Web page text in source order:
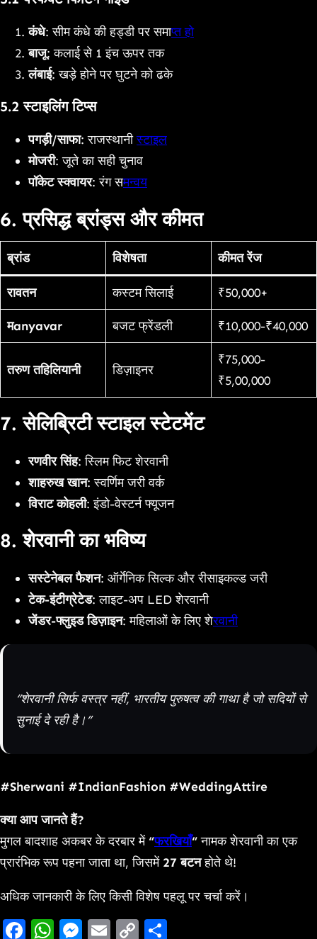
कंधे: सीम कंधे की हड्डी पर समाप्त हो
बाजू: कलाई से 1 इंच ऊपर तक
लंबाई: खड़े होने पर घुटने को ढके
5.2 स्टाइलिंग टिप्स
पगड़ी/साफा: राजस्थानीस्टाइल
मोजरी: जूते का सही चुनाव
पॉकेट स्क्वायर: रंग समन्वय
6. प्रसिद्ध ब्रांड्स और कीमत
ब्रांड विशेषता कीमत रेंज
रावतन कस्टम सिलाई ₹50,000+
मanyavar बजट फ्रेंडली ₹10,000-₹40,000
तरुण तहिलियानी डिज़ाइनर
₹75,000-
₹5,00,000
7. सेलिब्रिटी स्टाइल स्टेटमेंट
रणवीर सिंह: स्लिम फिट शेरवानी
शाहरुख खान: स्वर्णिम जरी वर्क
विराट कोहली: इंडो-वेस्टर्न फ्यूजन
8. शेरवानी का भविष्य
सस्टेनेबल फैशन: ऑर्गेनिक सिल्क और रीसाइकल्ड जरी
टेक-इंटीग्रेटेड: लाइट-अप LED शेरवानी
जेंडर-फ्लुइड डिज़ाइन: महिलाओं के लिए शेरवानी
“शेरवानी सिर्फ वस्त्र नहीं, भारतीय पुरुषत्व की गाथा है जो सदियों से
सुनाई दे रही है।”
#Sherwani #IndianFashion #WeddingAttire
क्या आप जानते हैं?
मुगल बादशाह अकबर के दरबार में“फरखियाँ“नामक शेरवानी का एक
प्रारंभिक रूप पहना जाता था, जिसमें 27 बटनहोते थे!
अधिक जानकारी के लिए किसी विशेष पहलू पर चर्चा करें।
Facebook
WhatsApp
Messenger
EmailCopy